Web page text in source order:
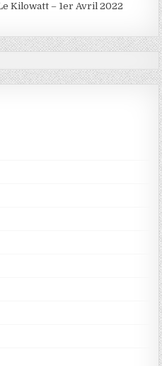
Kilowatt – 1er Avril 2022